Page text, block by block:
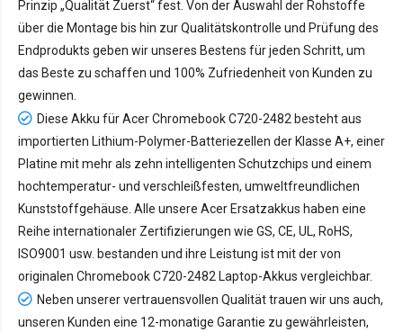
Prinzip „Qualität Zuerst“ fest. Von der Auswahl der Rohstoffe
über die Montage bis hin zur Qualitätskontrolle und Prüfung des
Endprodukts geben wir unseres Bestens für jeden Schritt, um
das Beste zu schaffen und 100% Zufriedenheit von Kunden zu
gewinnen.
Diese Akku für Acer Chromebook C720-2482 besteht aus
importierten Lithium-Polymer-Batteriezellen der Klasse A+, einer
Platine mit mehr als zehn intelligenten Schutzchips und einem
hochtemperatur- und verschleißfesten, umweltfreundlichen
Kunststoffgehäuse. Alle unsere Acer Ersatzakkus haben eine
Reihe internationaler Zertifizierungen wie GS, CE, UL, RoHS,
ISO9001 usw. bestanden und ihre Leistung ist mit der von
originalen Chromebook C720-2482 Laptop-Akkus vergleichbar.
Neben unserer vertrauensvollen Qualität trauen wir uns auch,
unseren Kunden eine 12-monatige Garantie zu gewährleisten,